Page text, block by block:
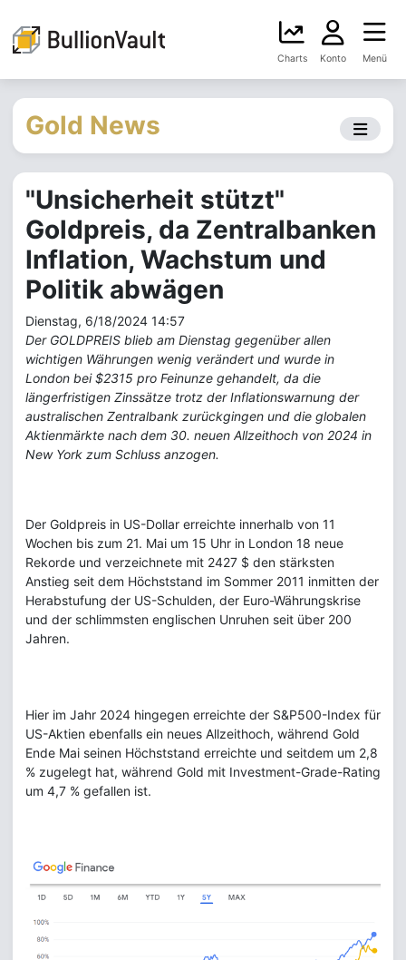
Charts Konto Menü
Gold News
"Unsicherheit stützt"
Goldpreis, da Zentralbanken
Inflation, Wachstum und
Politik abwägen
Dienstag, 6/18/2024 14:57
Der GOLDPREIS blieb am Dienstag gegenüber allen
wichtigen Währungen wenig verändert und wurde in
London bei $2315 pro Feinunze gehandelt, da die
längerfristigen Zinssätze trotz der Inflationswarnung der
australischen Zentralbank zurückgingen und die globalen
Aktienmärkte nach dem 30. neuen Allzeithoch von 2024 in
New York zum Schluss anzogen.
Der Goldpreis in US-Dollar erreichte innerhalb von 11
Wochen bis zum 21. Mai um 15 Uhr in London 18 neue
Rekorde und verzeichnete mit 2427 $ den stärksten
Anstieg seit dem Höchststand im Sommer 2011 inmitten der
Herabstufung der US-Schulden, der Euro-Währungskrise
und der schlimmsten englischen Unruhen seit über 200
Jahren.
Hier im Jahr 2024 hingegen erreichte der S&P500-Index für
US-Aktien ebenfalls ein neues Allzeithoch, während Gold
Ende Mai seinen Höchststand erreichte und seitdem um 2,8
% zugelegt hat, während Gold mit Investment-Grade-Rating
um 4,7 % gefallen ist.